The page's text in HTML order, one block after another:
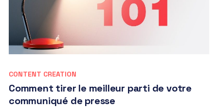
CONTENT CREATION
Comment tirer le meilleur parti de votre
communiqué de presse